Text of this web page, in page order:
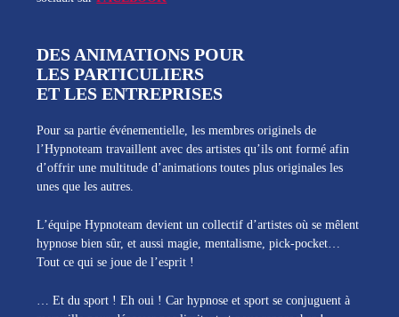
DES ANIMATIONS POUR
LES PARTICULIERS
ET LES ENTREPRISES
Pour sa partie événementielle, les membres originels de
l’Hypnoteam travaillent avec des artistes qu’ils ont formé afin
d’offrir une multitude d’animations toutes plus originales les
unes que les autres.
L’équipe Hypnoteam devient un collectif d’artistes où se mêlent
hypnose bien sûr, et aussi magie, mentalisme, pick-pocket…
Tout ce qui se joue de l’esprit !
… Et du sport ! Eh oui ! Car hypnose et sport se conjuguent à